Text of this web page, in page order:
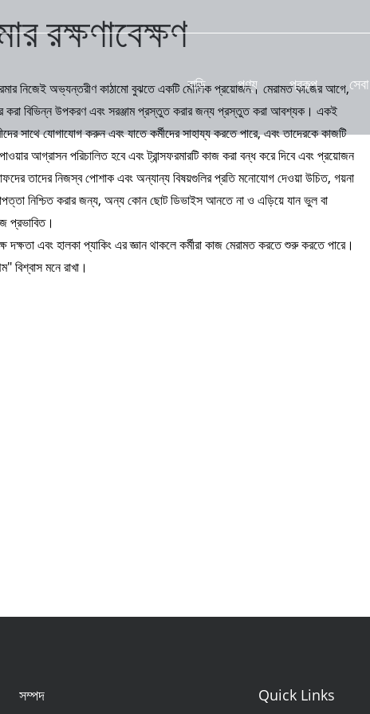
বাড়ি পণ্য প্রকল্প সেবা
রক্ষণাবেক্ষণ
নিজেই অভ্যন্তরীণ কাঠামো বুঝতে একটি মৌলিক প্রয়োজন। মেরামত কাজের আগে,
করা বিভিন্ন উপকরণ এবং সরঞ্জাম প্রস্তুত করার জন্য প্রস্তুত করা আবশ্যক। একই
সাথে যোগাযোগ করুন এবং যাতে কর্মীদের সাহায্য করতে পারে, এবং তাদেরকে কাজটি
আগ্রাসন পরিচালিত হবে এবং ট্রান্সফরমারটি কাজ করা বন্ধ করে দিবে এবং প্রয়োজন
তাদের নিজস্ব পোশাক এবং অন্যান্য বিষয়গুলির প্রতি মনোযোগ দেওয়া উচিত, গয়না
নিশ্চিত করার জন্য, অন্য কোন ছোট ডিভাইস আনতে না ও এড়িয়ে যান ভুল বা
প্রভাবিত।
এবং হালকা প্যাকিং এর জ্ঞান থাকলে কর্মীরা কাজ মেরামত করতে শুরু করতে পারে।
বিশ্বাস মনে রাখা।
সম্পদ Quick Links